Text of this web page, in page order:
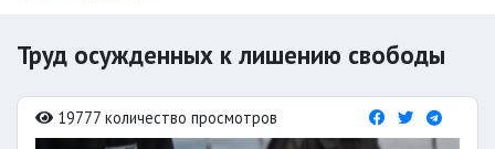
Труд осужденных к лишению свободы
19777 количество просмотров